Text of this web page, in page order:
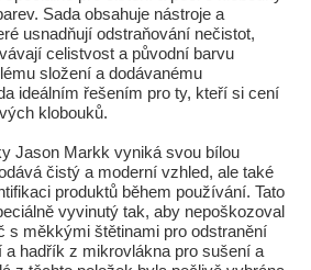
Sada obsahuje nástroje a
usnadňují odstraňování nečistot,
celistvost a původní barvu
složení a dodávanému
ideálním řešením pro ty, kteří si cení
klobouků.
Jason Markk vyniká svou bílou
čistý a moderní vzhled, ale také
produktů během používání. Tato
vyvinutý tak, aby nepoškozoval
s měkkými štětinami pro odstranění
a hadřík z mikrovlákna pro sušení a